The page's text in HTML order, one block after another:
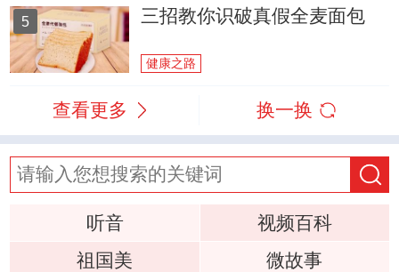
5 三招教你识破真假全麦面包
健康之路
查看更多 换一换
听音
视频百科
祖国美
微故事